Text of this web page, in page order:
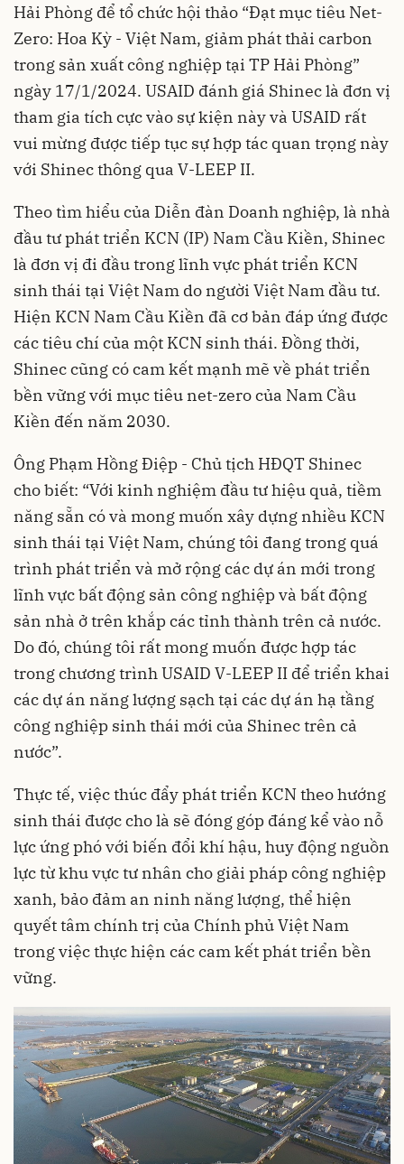
Hải Phòng để tổ chức hội thảo “Đạt mục tiêu Net-
Zero: Hoa Kỳ - Việt Nam, giảm phát thải carbon
trong sản xuất công nghiệp tại TP Hải Phòng”
ngày 17/1/2024. USAID đánh giá Shinec là đơn vị
tham gia tích cực vào sự kiện này và USAID rất
vui mừng được tiếp tục sự hợp tác quan trọng này
với Shinec thông qua V-LEEP II.
Theo tìm hiểu của Diễn đàn Doanh nghiệp, là nhà
đầu tư phát triển KCN (IP) Nam Cầu Kiền, Shinec
là đơn vị đi đầu trong lĩnh vực phát triển KCN
sinh thái tại Việt Nam do người Việt Nam đầu tư.
Hiện KCN Nam Cầu Kiền đã cơ bản đáp ứng được
các tiêu chí của một KCN sinh thái. Đồng thời,
Shinec cũng có cam kết mạnh mẽ về phát triển
bền vững với mục tiêu net-zero của Nam Cầu
Kiền đến năm 2030.
Ông Phạm Hồng Điệp - Chủ tịch HĐQT Shinec
cho biết: “Với kinh nghiệm đầu tư hiệu quả, tiềm
năng sẵn có và mong muốn xây dựng nhiều KCN
sinh thái tại Việt Nam, chúng tôi đang trong quá
trình phát triển và mở rộng các dự án mới trong
lĩnh vực bất động sản công nghiệp và bất động
sản nhà ở trên khắp các tỉnh thành trên cả nước.
Do đó, chúng tôi rất mong muốn được hợp tác
trong chương trình USAID V-LEEP II để triển khai
các dự án năng lượng sạch tại các dự án hạ tầng
công nghiệp sinh thái mới của Shinec trên cả
nước”.
Thực tế, việc thúc đẩy phát triển KCN theo hướng
sinh thái được cho là sẽ đóng góp đáng kể vào nỗ
lực ứng phó với biến đổi khí hậu, huy động nguồn
lực từ khu vực tư nhân cho giải pháp công nghiệp
xanh, bảo đảm an ninh năng lượng, thể hiện
quyết tâm chính trị của Chính phủ Việt Nam
trong việc thực hiện các cam kết phát triển bền
vững.